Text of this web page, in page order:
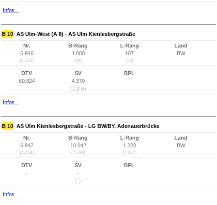
Infos...
B 10 AS Ulm-West (A 8) - AS Ulm Kienlesbergstraße
Nr.
6.946
(4.453)
B-Rang
1.000
(59)
L-Rang
107
(13)
Land
BW
DTV
60.824
SV
4.379
(7,2%)
BPL
Infos...
B 10 AS Ulm Kienlesbergstraße - LG BW/BY, Adenauerbrücke
Nr.
6.947
(4.454)
B-Rang
10.042
(7.638)
L-Rang
1.228
(1.077)
Land
BW
DTV
-
SV
-
(-)
BPL
Infos...